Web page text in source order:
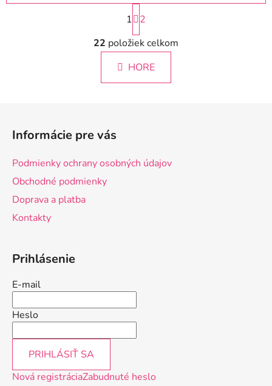
O
v
l
á
d
r
S
t
r
á
n
k
1
2
22 položiek celkom
HORE
Informácie pre vás
Podmienky ochrany osobných údajov
Obchodné podmienky
Doprava a platba
Kontakty
Prihlásenie
E-mail
Heslo
PRIHLÁSIŤ SA
Nová registráciaZabudnuté heslo